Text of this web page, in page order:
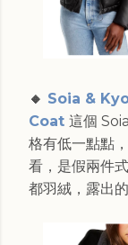
🔸 Soia &
Coat 這個
格有低一點點
看，是假兩
都羽絨，露出